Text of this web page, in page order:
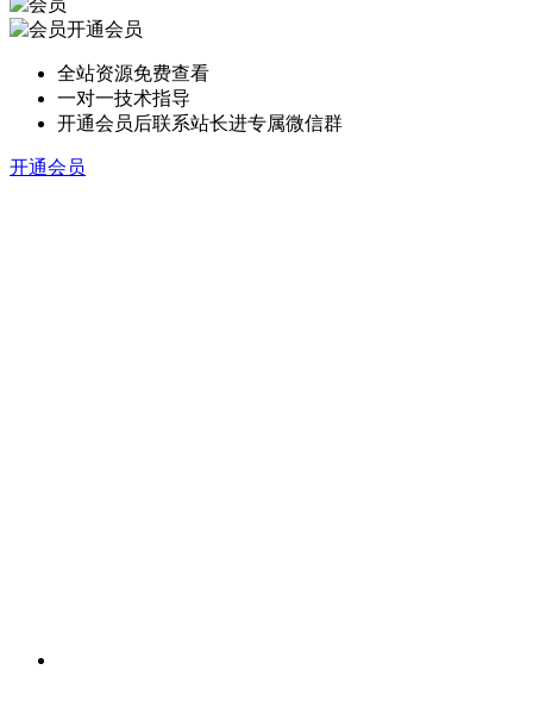
开通会员
全站资源免费查看
一对一技术指导
开通会员后联系站长进专属微信群
开通会员